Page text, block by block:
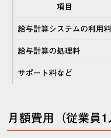
項目
給与計算システムの利用料
給与計算の処理料
サポート料など
月額費用（従業員1